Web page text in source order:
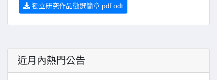
獨立研究作品徵選簡章.pdf.odt
近月內熱門公告